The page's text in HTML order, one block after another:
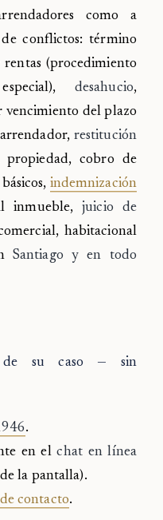
como a
conflictos: término
(procedimiento
desahucio,
del plazo
restitución
cobro de
indemnización
inmueble,juicio de
habitacional
Santiago y en todo
de su caso — sin
.
en elchat en línea
la pantalla).
contacto.